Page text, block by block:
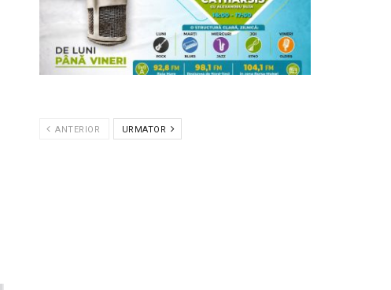
ANTERIOR URMATOR